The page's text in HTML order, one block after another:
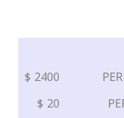
2400 $
20 $